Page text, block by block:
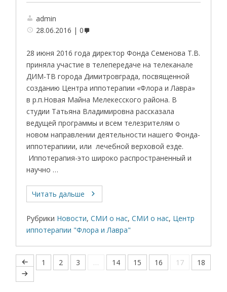
admin
28.06.2016
0
28 июня 2016 года директор Фонда Семенова Т.В.
приняла участие в телепередаче на телеканале
ДИМ-ТВ города Димитровграда, посвященной
созданию Центра иппотерапии «Флора и Лавра»
в р.п.Новая Майна Мелекесского района. В
студии Татьяна Владимировна рассказала
ведущей программы и всем телезрителям о
новом направлении деятельности нашего Фонда-
иппотерапиии, или лечебной верховой езде.
Иппотерапия-это широко распространенный и
научно …
Читать дальше
Рубрики Новости,СМИ о нас,СМИ о нас, Центр
иппотерапии "Флора и Лавра"
1 2 3 … 14 15 16 17 18